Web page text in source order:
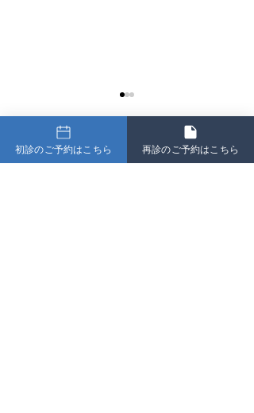
コメント
初診のご予約はこちら 再診のご予約はこちら